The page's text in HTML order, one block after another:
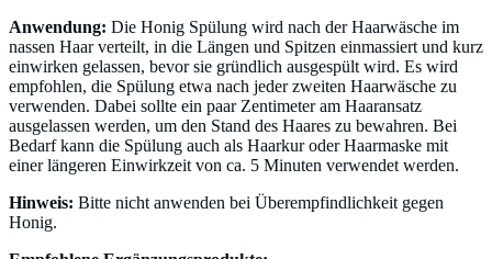
Anwendung: Die Honig Spülung wird nach der Haarwäsche im
nassen Haar verteilt, in die Längen und Spitzen einmassiert und kurz
einwirken gelassen, bevor sie gründlich ausgespült wird. Es wird
empfohlen, die Spülung etwa nach jeder zweiten Haarwäsche zu
verwenden. Dabei sollte ein paar Zentimeter am Haaransatz
ausgelassen werden, um den Stand des Haares zu bewahren. Bei
Bedarf kann die Spülung auch als Haarkur oder Haarmaske mit
einer längeren Einwirkzeit von ca. 5 Minuten verwendet werden.
Hinweis: Bitte nicht anwenden bei Überempfindlichkeit gegen
Honig.